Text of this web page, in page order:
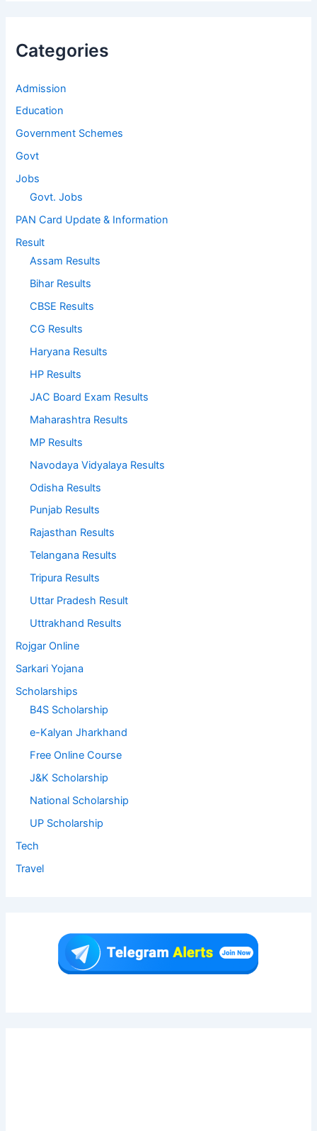
Categories
Admission
Education
Government Schemes
Govt
Jobs
Govt. Jobs
PAN Card Update & Information
Result
Assam Results
Bihar Results
CBSE Results
CG Results
Haryana Results
HP Results
JAC Board Exam Results
Maharashtra Results
MP Results
Navodaya Vidyalaya Results
Odisha Results
Punjab Results
Rajasthan Results
Telangana Results
Tripura Results
Uttar Pradesh Result
Uttrakhand Results
Rojgar Online
Sarkari Yojana
Scholarships
B4S Scholarship
e-Kalyan Jharkhand
Free Online Course
J&K Scholarship
National Scholarship
UP Scholarship
Tech
Travel